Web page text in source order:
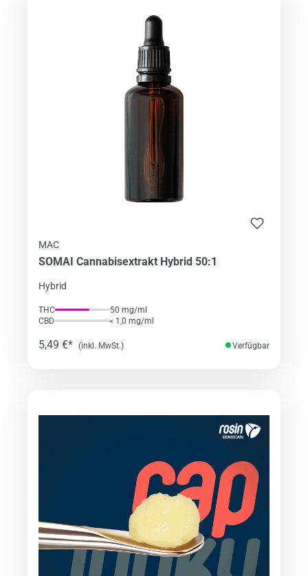
MAC
SOMAI Cannabisextrakt Hybrid 50:1
Hybrid
THC
50 mg/ml
CBD
< 1,0 mg/ml
5,49 €* (inkl. MwSt.) Verfügbar